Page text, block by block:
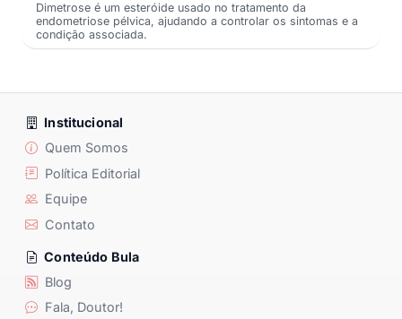
Dimetrose é um esteróide usado no tratamento da
endometriose pélvica, ajudando a controlar os sintomas e a
condição associada.
Institucional
Quem Somos
Política Editorial
Equipe
Contato
Conteúdo Bula
Blog
Fala, Doutor!